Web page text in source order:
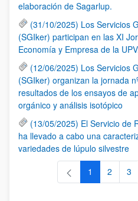
elaboración de Sagarlup.
(31/10/2025) Los Servicios
(SGIker) participan en las XI
Economía y Empresa de la
(12/06/2025) Los Servicios
(SGIker) organizan la jornada
resultados de los ensayos de
orgánico y análisis isotópico
(13/05/2025) El Servicio de
ha llevado a cabo una
variedades de lúpulo silvestre
Página
1 Página
2 3